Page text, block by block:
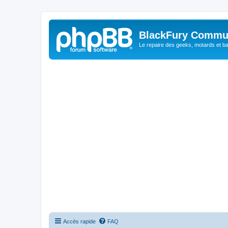
BlackFury
Le repaire des geeks, motards et
Accès rapide FAQ